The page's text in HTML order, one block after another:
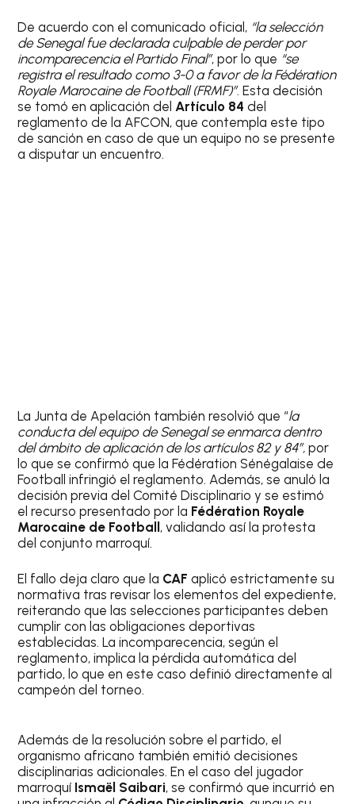
De acuerdo con el comunicado oficial, “la selección
de Senegal fue declarada culpable de perder por
incomparecencia el Partido Final”, por lo que “se
registra el resultado como 3-0 a favor de la Fédération
Royale Marocaine de Football (FRMF)”. Esta decisión
se tomó en aplicación delArtículo 84 del
reglamento de la AFCON, que contempla este tipo
de sanción en caso de que un equipo no se presente
a disputar un encuentro.
La Junta de Apelación también resolvió que “la
conducta del equipo de Senegal se enmarca dentro
del ámbito de aplicación de los artículos 82 y 84”, por
lo que se confirmó que la Fédération Sénégalaise de
Football infringió el reglamento. Además, se anuló la
decisión previa del Comité Disciplinario y se estimó
el recurso presentado por la Fédération Royale
Marocaine de Football, validando así la protesta
del conjunto marroquí.
El fallo deja claro que la CAFaplicó estrictamente su
normativa tras revisar los elementos del expediente,
reiterando que las selecciones participantes deben
cumplir con las obligaciones deportivas
establecidas. La incomparecencia, según el
reglamento, implica la pérdida automática del
partido, lo que en este caso definió directamente al
campeón del torneo.
Además de la resolución sobre el partido, el
organismo africano también emitió decisiones
disciplinarias adicionales. En el caso del jugador
marroquí Ismaël Saibari, se confirmó que incurrió en